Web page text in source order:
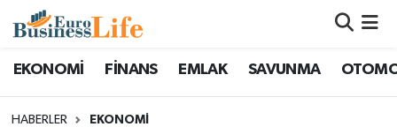
EKONOMİ FİNANS EMLAK SAVUNMA
HABERLER EKONOMİ
Nöbetçi Eczaneler
Hava Durumu